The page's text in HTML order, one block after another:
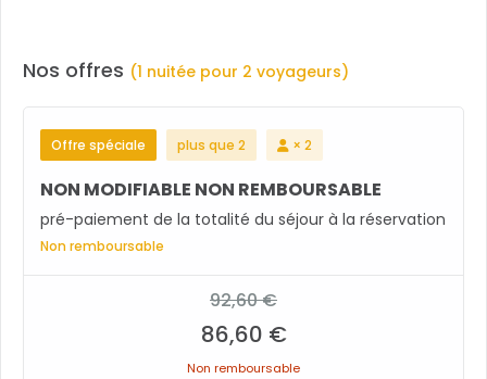
Nos offres (1 nuitée pour 2 voyageurs)
Offre spéciale plus que 2 × 2
NON MODIFIABLE NON REMBOURSABLE
pré-paiement de la totalité du séjour à la réservation
Non remboursable
92,60 €
86,60 €
Non remboursable